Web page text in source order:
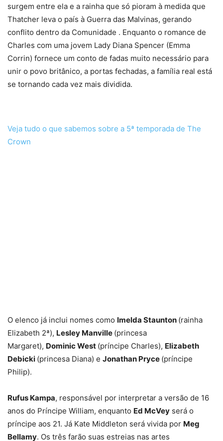
surgem entre ela e a rainha que só pioram à medida que
Thatcher leva o país à Guerra das Malvinas, gerando
conflito dentro da Comunidade . Enquanto o romance de
Charles com uma jovem Lady Diana Spencer (Emma
Corrin) fornece um conto de fadas muito necessário para
unir o povo britânico, a portas fechadas, a família real está
se tornando cada vez mais dividida.
Veja tudo o que sabemos sobre a 5ª temporada de The
Crown
O elenco já inclui nomes como Imelda Staunton (rainha
Elizabeth 2ª), Lesley Manville (princesa
Margaret), Dominic West (príncipe Charles), Elizabeth
Debicki (princesa Diana) e Jonathan Pryce (príncipe
Philip).
Rufus Kampa, responsável por interpretar a versão de 16
anos do Príncipe William, enquanto Ed McVey será o
príncipe aos 21. Já Kate Middleton será vivida por Meg
Bellamy. Os três farão suas estreias nas artes